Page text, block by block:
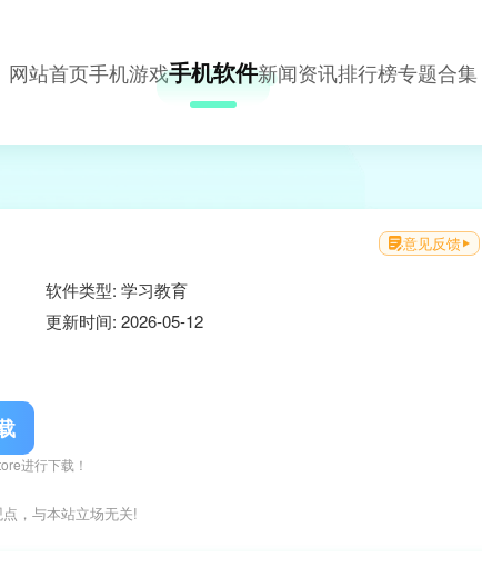
网站首页手机游戏手机软件新闻资讯排行榜专题合集
意见反馈
软件类型: 学习教育
更新时间: 2026-05-12
进行下载！
，与本站立场无关!